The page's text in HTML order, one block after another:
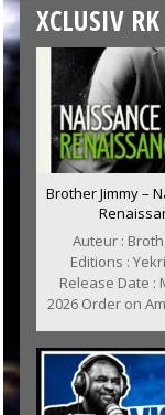
XCLUSIV RK
Brother Jimmy –
Auteur :
Editions :
Release Date :
2026 Order on